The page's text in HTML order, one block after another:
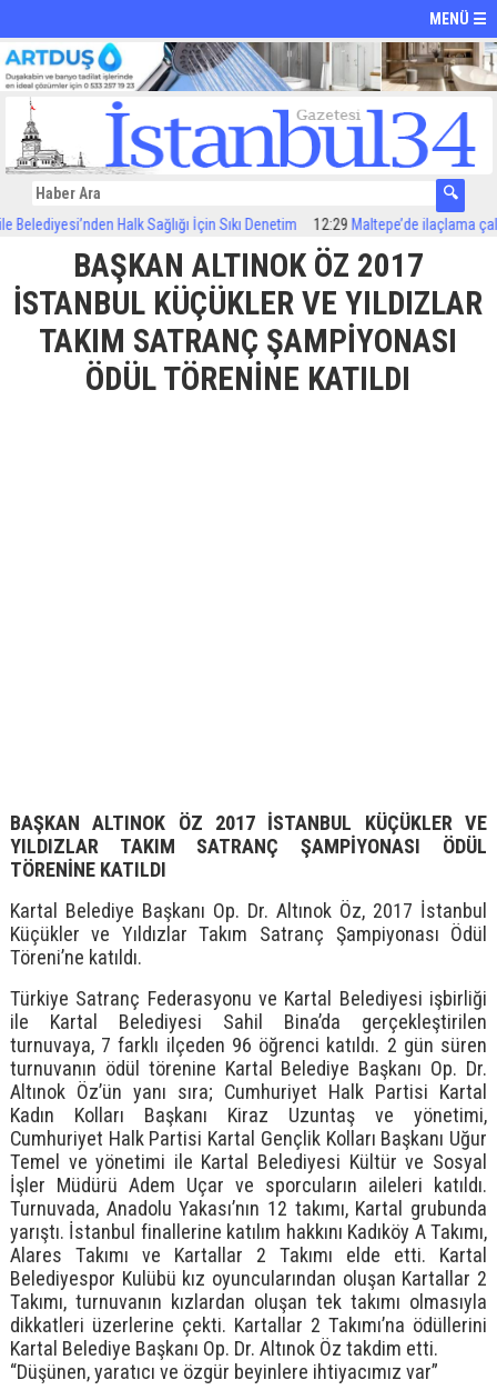
MENÜ ☰
Halk Sağlığı İçin Sıkı Denetim 12:29 Maltepe’de ilaçlama
BAŞKAN ALTINOK ÖZ 2017
İSTANBUL KÜÇÜKLER VE YILDIZLAR
TAKIM SATRANÇ ŞAMPİYONASI
ÖDÜL TÖRENİNE KATILDI
BAŞKAN ALTINOK ÖZ 2017 İSTANBUL KÜÇÜKLER VE
YILDIZLAR TAKIM SATRANÇ ŞAMPİYONASI ÖDÜL
TÖRENİNE KATILDI
Kartal Belediye Başkanı Op. Dr. Altınok Öz, 2017 İstanbul
Küçükler ve Yıldızlar Takım Satranç Şampiyonası Ödül
Töreni’ne katıldı.
Türkiye Satranç Federasyonu ve Kartal Belediyesi işbirliği
ile Kartal Belediyesi Sahil Bina’da gerçekleştirilen
turnuvaya, 7 farklı ilçeden 96 öğrenci katıldı. 2 gün süren
turnuvanın ödül törenine Kartal Belediye Başkanı Op. Dr.
Altınok Öz’ün yanı sıra; Cumhuriyet Halk Partisi Kartal
Kadın Kolları Başkanı Kiraz Uzuntaş ve yönetimi,
Cumhuriyet Halk Partisi Kartal Gençlik Kolları Başkanı Uğur
Temel ve yönetimi ile Kartal Belediyesi Kültür ve Sosyal
İşler Müdürü Adem Uçar ve sporcuların aileleri katıldı.
Turnuvada, Anadolu Yakası’nın 12 takımı, Kartal grubunda
yarıştı. İstanbul finallerine katılım hakkını Kadıköy A Takımı,
Alares Takımı ve Kartallar 2 Takımı elde etti. Kartal
Belediyespor Kulübü kız oyuncularından oluşan Kartallar 2
Takımı, turnuvanın kızlardan oluşan tek takımı olmasıyla
dikkatleri üzerlerine çekti. Kartallar 2 Takımı’na ödüllerini
Kartal Belediye Başkanı Op. Dr. Altınok Öz takdim etti.
“Düşünen, yaratıcı ve özgür beyinlere ihtiyacımız var”